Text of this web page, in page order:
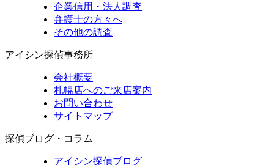
企業信用・法人調査
弁護士の方々へ
その他の調査
アイシン探偵事務所
会社概要
札幌店へのご来店案内
お問い合わせ
サイトマップ
探偵ブログ・コラム
アイシン探偵ブログ